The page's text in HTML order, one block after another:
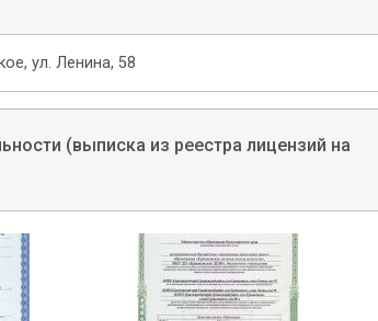
ул. Ленина, 58
(выписка из реестра лицензий на